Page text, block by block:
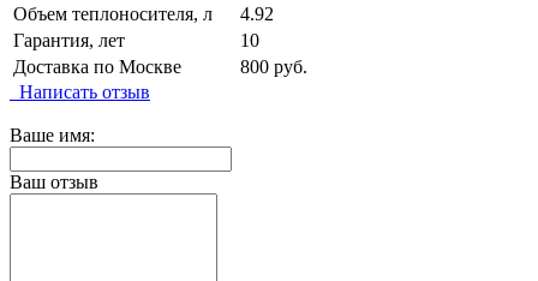
Объем теплоносителя, л
4.92
Гарантия, лет
10
Доставка по Москве
800 руб.
Написать отзыв
Ваше имя:
Ваш отзыв